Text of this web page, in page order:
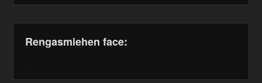
Rengasmiehen face: